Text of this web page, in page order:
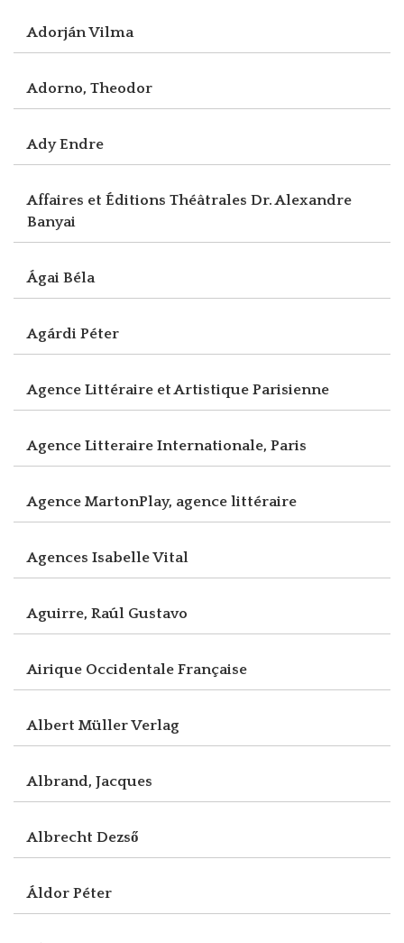
Adorján Vilma
Adorno, Theodor
Ady Endre
Affaires et Éditions Théâtrales Dr. Alexandre
Banyai
Ágai Béla
Agárdi Péter
Agence Littéraire et Artistique Parisienne
Agence Litteraire Internationale, Paris
Agence MartonPlay, agence littéraire
Agences Isabelle Vital
Aguirre, Raúl Gustavo
Airique Occidentale Française
Albert Müller Verlag
Albrand, Jacques
Albrecht Dezső
Áldor Péter